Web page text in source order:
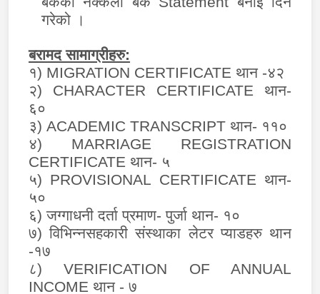
गरेको ।
बरामद सामाग्रीहरु:
१) MIGRATION CERTIFICATE थान -४२
२) CHARACTER CERTIFICATE थान-
६०
३) ACADEMIC TRANSCRIPT थान- ११०
४) MARRIAGE REGISTRATION
CERTIFICATE थान- ५
५) PROVISIONAL CERTIFICATE थान-
५०
६) जग्गाधनी दर्ता प्रमाण- पुर्जा थान- १०
७) विभिन्नसहकारी संस्थाका लेटर प्याडहरु थान
-१७
८)VERIFICATION OF ANNUAL
INCOME थान - ७